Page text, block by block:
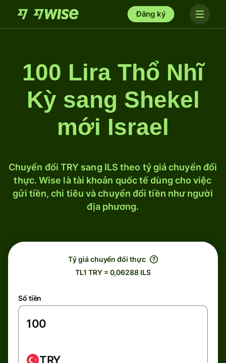
Đăng ký
100 Lira Thổ Nhĩ
Kỳ sang Shekel
mới Israel
Chuyển đổi TRY sang ILS theo tỷ giá chuyển đổi
thực. Wise là tài khoản quốc tế dùng cho việc
gửi tiền, chi tiêu và chuyển đổi tiền như người
địa phương.
Tỷ giá chuyển đổi thực
TL1 TRY = 0,06288 ILS
Số tiền
TRY